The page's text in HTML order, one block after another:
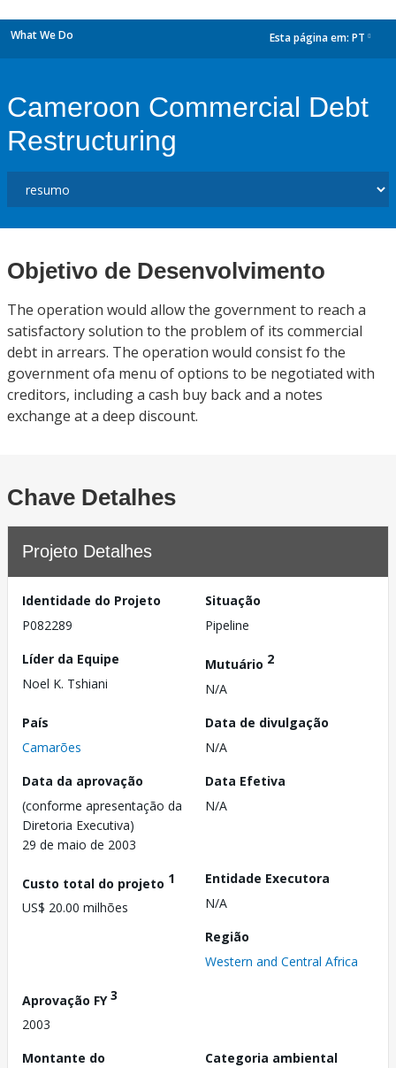
What We Do Esta página em: PT
Cameroon Commercial Debt
Restructuring
Objetivo de Desenvolvimento
The operation would allow the government to reach a
satisfactory solution to the problem of its commercial
debt in arrears. The operation would consist fo the
government ofa menu of options to be negotiated with
creditors, including a cash buy back and a notes
exchange at a deep discount.
Chave Detalhes
Projeto Detalhes
Identidade do Projeto
P082289
Situação
Pipeline
Líder da Equipe
Noel K. Tshiani
Mutuário 2
N/A
País
Camarões
Data de divulgação
N/A
Data da aprovação
(conforme apresentação da
Diretoria Executiva)
29 de maio de 2003
Data Efetiva
N/A
Custo total do projeto 1
US$ 20.00 milhões
Entidade Executora
N/A
Região
Western and Central Africa
Aprovação FY3
2003
Montante do
Categoria ambiental